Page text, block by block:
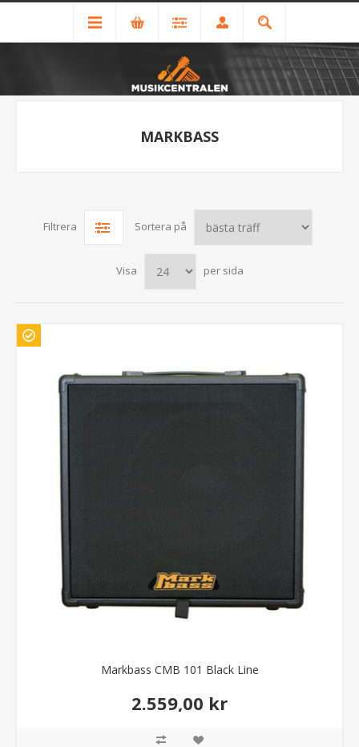
MARKBASS
Filtrera Sortera på
Visa per sida
Markbass CMB 101 Black Line
2.559,00 kr